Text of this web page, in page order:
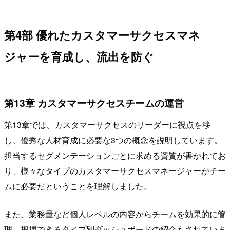
第4部 優れたカスタマーサクセスマネ
ジャーを育成し、流出を防ぐ
第13章 カスタマーサクセスチームの運営
第13章では、カスタマーサクセスのリーダーに視点を移
し、優秀な人材育成に必要な3つの概念を説明しています。
担当するセグメンテーションごとに求める資質が書かれてお
り、様々なタイプのカスタマーサクセスマネージャーがチー
ムに必要だということを理解しました。
また、業務量など個人レベルの内容からチームを効果的に管